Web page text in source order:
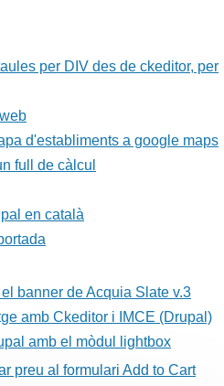
per DIV des de ckeditor, per
d'establiments a google maps
full de càlcul
en català
banner de Acquia Slate v.3
amb Ckeditor i IMCE (Drupal)
amb el mòdul lightbox
preu al formulari Add to Cart